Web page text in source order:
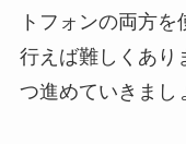
トフォンの両方
行えば難しくあり
つ進めていきまし